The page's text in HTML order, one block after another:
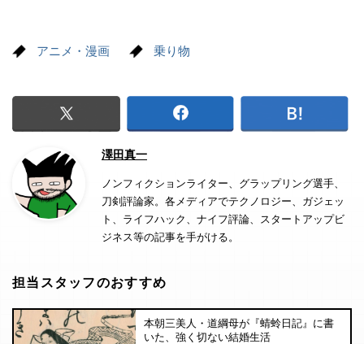
アニメ・漫画 乗り物
澤田真一
ノンフィクションライター、グラップリング選手、
刀剣評論家。各メディアでテクノロジー、ガジェッ
ト、ライフハック、ナイフ評論、スタートアップビ
ジネス等の記事を手がける。
担当スタッフのおすすめ
本朝三美人・道綱母が『蜻蛉日記』に書
いた、強く切ない結婚生活